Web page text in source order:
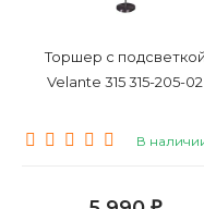
Торшер с подсветкой
Velante 315 315-205-02
В наличии